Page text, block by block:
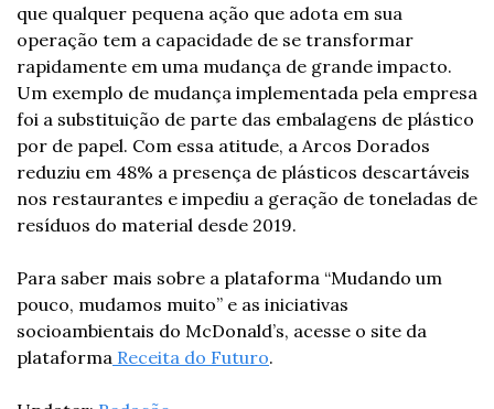
que qualquer pequena ação que adota em sua
operação tem a capacidade de se transformar
rapidamente em uma mudança de grande impacto.
Um exemplo de mudança implementada pela empresa
foi a substituição de parte das embalagens de plástico
por de papel. Com essa atitude, a Arcos Dorados
reduziu em 48% a presença de plásticos descartáveis
nos restaurantes e impediu a geração de toneladas de
resíduos do material desde 2019.
Para saber mais sobre a plataforma “Mudando um
pouco, mudamos muito” e as iniciativas
socioambientais do McDonald’s, acesse o site da
plataforma Receita do Futuro.